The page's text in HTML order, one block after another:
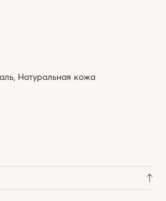
Натуральная кожа